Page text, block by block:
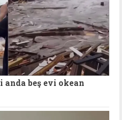
anda beş evi okean